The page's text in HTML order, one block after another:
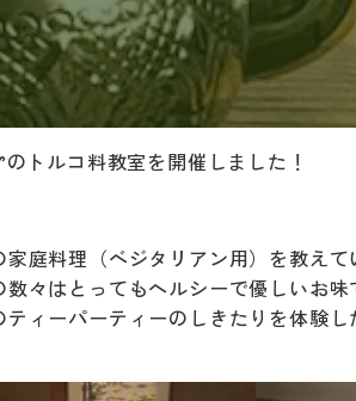
トルコ料教室を開催しました！
庭料理（ベジタリアン用）を教え
々はとってもヘルシーで優しいお
ィーパーティーのしきたりを体験